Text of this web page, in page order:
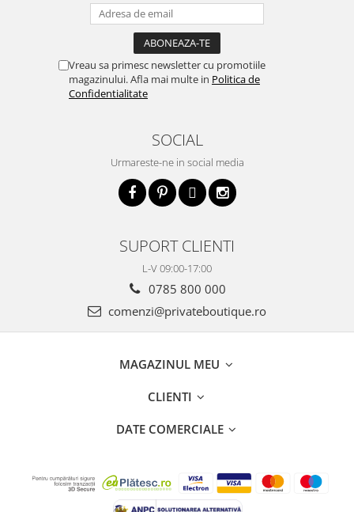
Vreau sa primesc newsletter cu promotiile
magazinului. Afla mai multe in Politica de
Confidentialitate
SOCIAL
Urmareste-ne in social media
SUPORT CLIENTI
L-V 09:00-17:00
0785 800 000
comenzi@privateboutique.ro
MAGAZINUL MEU
CLIENTI
DATE COMERCIALE